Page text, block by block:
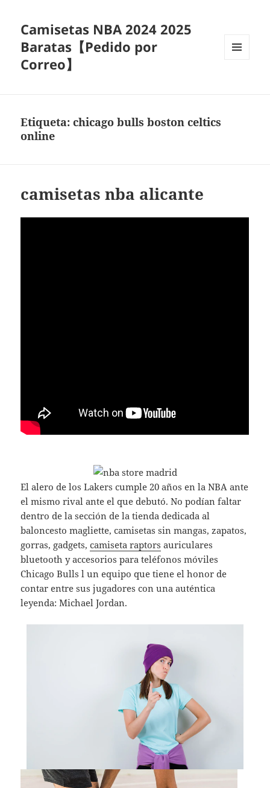
Camisetas NBA 2024 2025
Baratas【Pedido por
Correo】
Etiqueta:chicago bulls boston celtics
online
camisetas nba alicante
El alero de los Lakers cumple 20 años en la NBA ante
el mismo rival ante el que debutó. No podían faltar
dentro de la sección de la tienda dedicada al
baloncesto magliette, camisetas sin mangas, zapatos,
gorras, gadgets,camiseta raptors auriculares
bluetooth y accesorios para teléfonos móviles
Chicago Bulls l un equipo que tiene el honor de
contar entre sus jugadores con una auténtica
leyenda: Michael Jordan.